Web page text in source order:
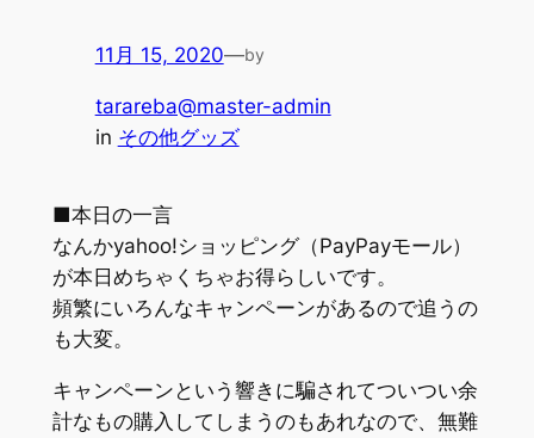
11月 15, 2020—by
tarareba@master-admin
in その他グッズ
■本日の一言
なんかyahoo!ショッピング（PayPayモール）
が本日めちゃくちゃお得らしいです。
頻繁にいろんなキャンペーンがあるので追うの
も大変。
キャンペーンという響きに騙されてついつい余
計なもの購入してしまうのもあれなので、無難